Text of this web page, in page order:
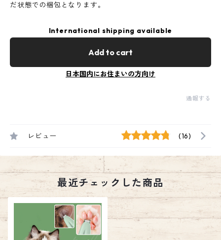
だ状態での梱包となります。
International shipping available
Add to cart
日本国内にお住まいの方向け
通報する
レビュー (16)
最近チェックした商品